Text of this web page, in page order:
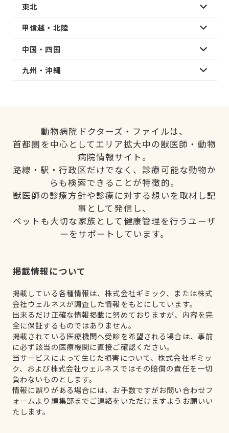
東北
甲信越・北陸
中国・四国
九州・沖縄
動物病院ドクターズ・ファイルは、
首都圏を中心としてエリア拡大中の獣医師・動物
病院情報サイト。
路線・駅・行政区だけでなく、診療可能な動物か
らも検索できることが特徴的。
獣医師の診療方針や診療に対する想いを取材し記
事として発信し、
ペットも大切な家族として健康管理を行うユーザ
ーをサポートしています。
掲載情報について
掲載している各種情報は、株式会社ギミック、または株式
会社ウェルネスが調査した情報をもとにしています。
出来るだけ正確な情報掲載に努めておりますが、内容を完
全に保証するものではありません。
掲載されている医療機関へ受診を希望される場合は、事前
に必ず該当の医療機関に直接ご確認ください。
当サービスによって生じた損害について、株式会社ギミッ
ク、および株式会社ウェルネスではその賠償の責任を一切
負わないものとします。
情報に誤りがある場合には、お手数ですがお問い合わせフ
ォームより編集部までご連絡をいただけますようお願いい
たします。